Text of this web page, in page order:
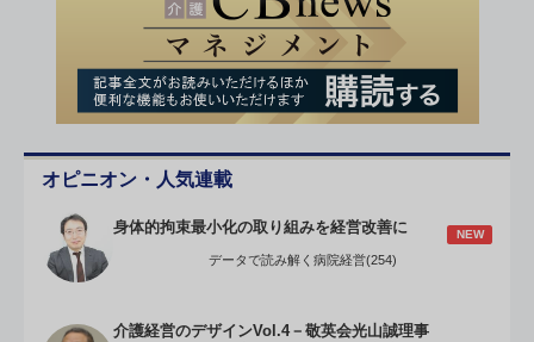
オピニオン・人気連載
身体的拘束最小化の取り組みを経営改善に NEW
データで読み解く病院経営(254)
介護経営のデザインVol.4－敬英会光山誠理事